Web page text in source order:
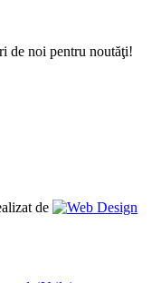
de noi pentru noutăţi!
de